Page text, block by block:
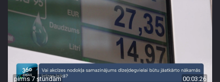
pirms 7 stundām 00:03:26